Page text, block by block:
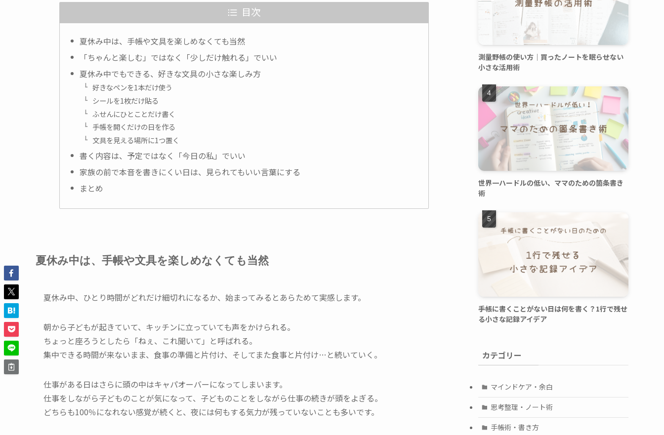
目次
夏休み中は、手帳や文具を楽しめなくても当然
「ちゃんと楽しむ」ではなく「少しだけ触れる」でいい
夏休み中でもできる、好きな文具の小さな楽しみ方
好きなペンを1本だけ使う
シールを1枚だけ貼る
ふせんにひとことだけ書く
手帳を開くだけの日を作る
文具を見える場所に1つ置く
書く内容は、予定ではなく「今日の私」でいい
家族の前で本音を書きにくい日は、見られてもいい言葉にする
まとめ
夏休み中は、手帳や文具を楽しめなくても当然
夏休み中、ひとり時間がどれだけ細切れになるか、始まってみるとあらためて実感します。
朝から子どもが起きていて、キッチンに立っていても声をかけられる。
ちょっと座ろうとしたら「ねぇ、これ聞いて」と呼ばれる。
集中できる時間が来ないまま、食事の準備と片付け、そしてまた食事と片付け…と続いていく。
仕事がある日はさらに頭の中はキャパオーバーになってしまいます。
仕事をしながら子どものことが気になって、子どものことをしながら仕事の続きが頭をよぎる。
どちらも100％になれない感覚が続くと、夜には何もする気力が残っていないことも多いです。
測量野帳の使い方｜買ったノートを眠らせない
小さな活用術
世界一ハードルの低い、ママのための箇条書き
術
手帳に書くことがない日は何を書く？1行で残せ
る小さな記録アイデア
カテゴリー
マインドケア・余白
思考整理・ノート術
手帳術・書き方